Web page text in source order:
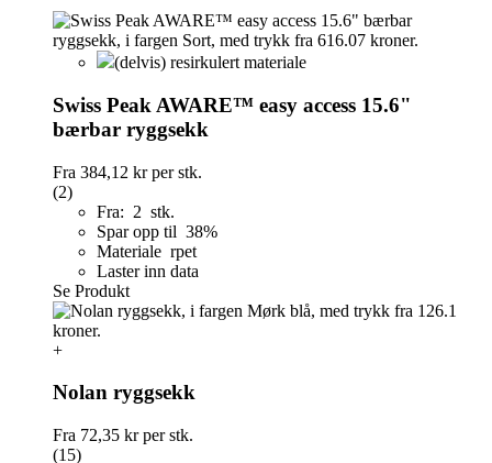
(delvis) resirkulert materiale
Swiss Peak AWARE™ easy access 15.6"
bærbar ryggsekk
Fra 384,12 krper stk.
(2)
Fra: 2 stk.
Spar opp til 38%
Materiale rpet
Laster inn data
Se Produkt
+
Nolan ryggsekk
Fra 72,35 krper stk.
(15)